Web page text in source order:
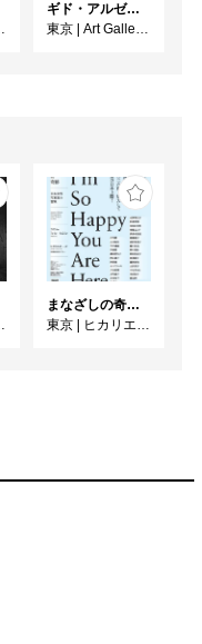
ギド・アルゼンチーニ写真展 『女性的宇宙』
東京
Art Gallery M84
まなざしの奇跡 日本女性写真家の冒険
東京
ヒカリエホール